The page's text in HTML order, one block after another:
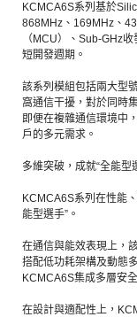
KCMCA6S系列基於
868MHz、169MHz、
（MCU）、Sub-GHz
短開發週期。
該系列模組包括兩大型
窩通信干擾，對於同時
即便在複雜通信環境中
戶的多元需求。
多維突破，成就“全能型
KCMCA6S系列在性能
能型選手”。
在通信與能效表現上，
搭配低功耗架構及動態
KCMCA6S集成多層安
在設計與適配性上，